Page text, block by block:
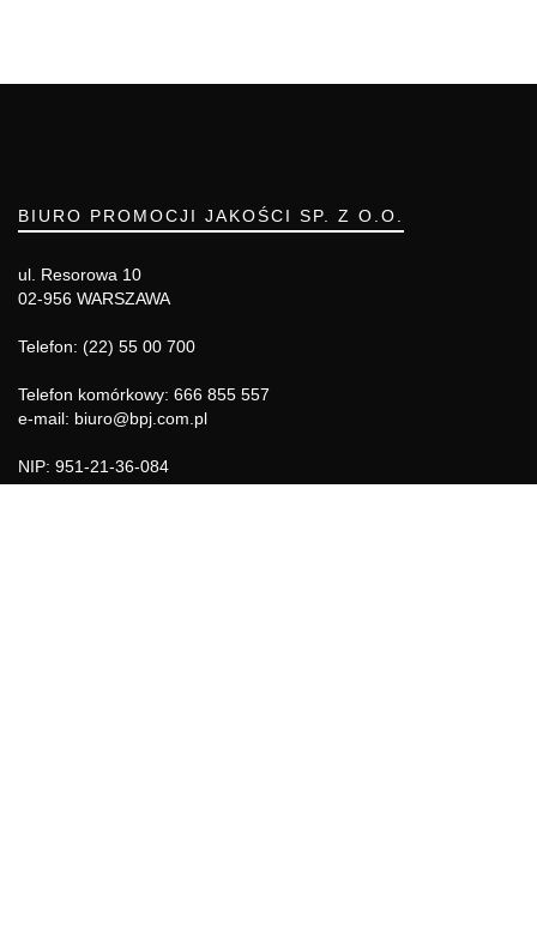
BIURO PROMOCJI JAKOŚCI SP. Z O.O.
ul. Resorowa 10
02-956 WARSZAWA
Telefon: (22) 55 00 700
Telefon komórkowy: 666 855 557
e-mail: biuro@bpj.com.pl
NIP: 951-21-36-084
REGON: 015897725